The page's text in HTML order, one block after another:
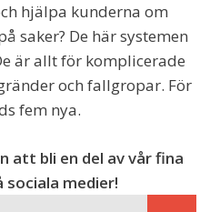
hjälpa kunderna om
saker? De här systemen
är allt för komplicerade
och fallgropar. För
fem nya.
att bli en del av vår fina
sociala medier!